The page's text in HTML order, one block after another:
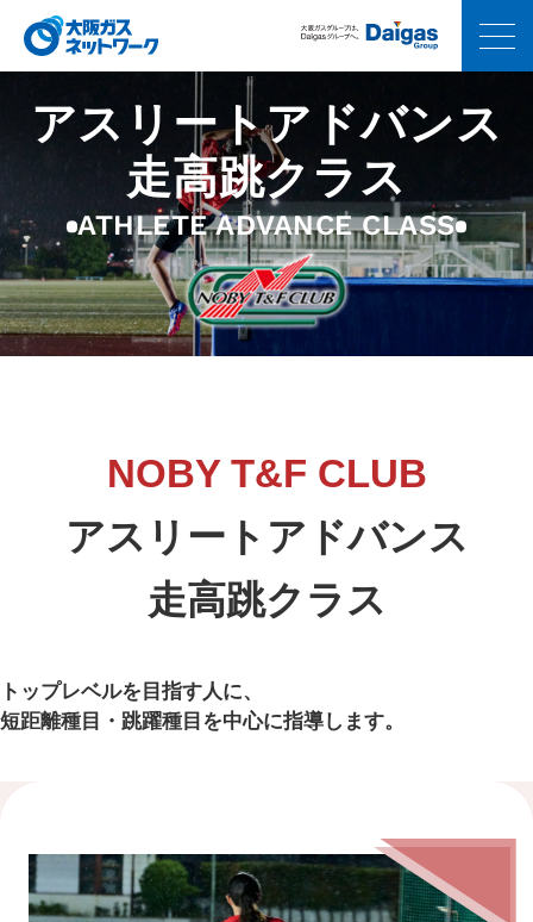
アスリートアドバンス
走高跳クラス
ATHLETE ADVANCE CLASS
NOBY T&F CLUB
アスリートアドバンス
走高跳クラス
トップレベルを目指す人に、
短距離種目・跳躍種目を中心に指導します。